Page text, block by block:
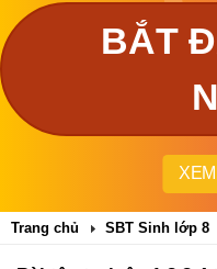
BẮT
Trang chủ SBT Sinh lớp 8